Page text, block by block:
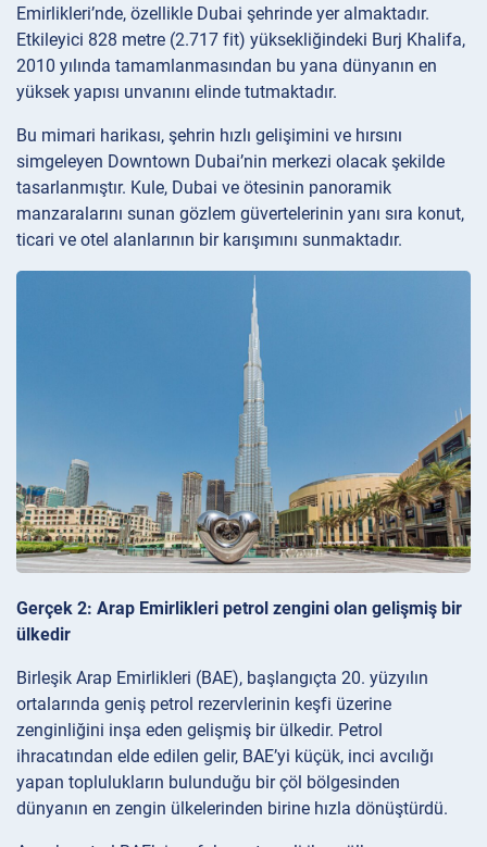
Emirlikleri’nde, özellikle Dubai şehrinde yer almaktadır.
Etkileyici 828 metre (2.717 fit) yüksekliğindeki Burj Khalifa,
2010 yılında tamamlanmasından bu yana dünyanın en
yüksek yapısı unvanını elinde tutmaktadır.
Bu mimari harikası, şehrin hızlı gelişimini ve hırsını
simgeleyen Downtown Dubai’nin merkezi olacak şekilde
tasarlanmıştır. Kule, Dubai ve ötesinin panoramik
manzaralarını sunan gözlem güvertelerinin yanı sıra konut,
ticari ve otel alanlarının bir karışımını sunmaktadır.
Gerçek 2: Arap Emirlikleri petrol zengini olan gelişmiş bir
ülkedir
Birleşik Arap Emirlikleri (BAE), başlangıçta 20. yüzyılın
ortalarında geniş petrol rezervlerinin keşfi üzerine
zenginliğini inşa eden gelişmiş bir ülkedir. Petrol
ihracatından elde edilen gelir, BAE’yi küçük, inci avcılığı
yapan toplulukların bulunduğu bir çöl bölgesinden
dünyanın en zengin ülkelerinden birine hızla dönüştürdü.